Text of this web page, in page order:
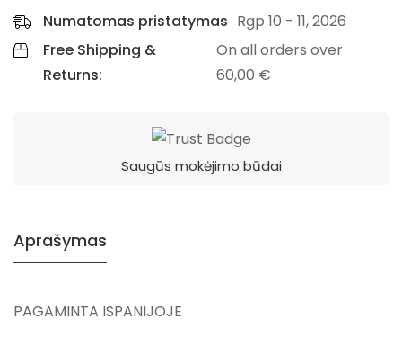
Numatomas pristatymas Rgp 10 - 11, 2026
Free Shipping &
Returns:
On all orders over
60,00 €
Saugūs mokėjimo būdai
Aprašymas
PAGAMINTA ISPANIJOJE